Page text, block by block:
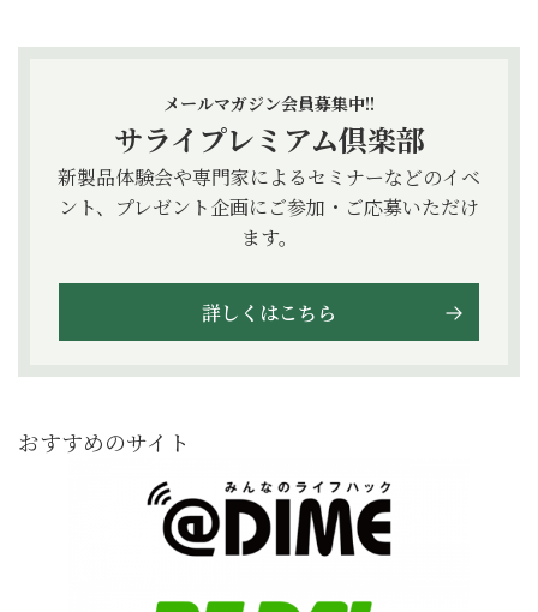
メールマガジン会員募集中!!
サライプレミアム倶楽部
新製品体験会や専門家によるセミナーなどのイベ
ント、プレゼント企画にご参加・ご応募いただけ
ます。
詳しくはこちら
おすすめのサイト